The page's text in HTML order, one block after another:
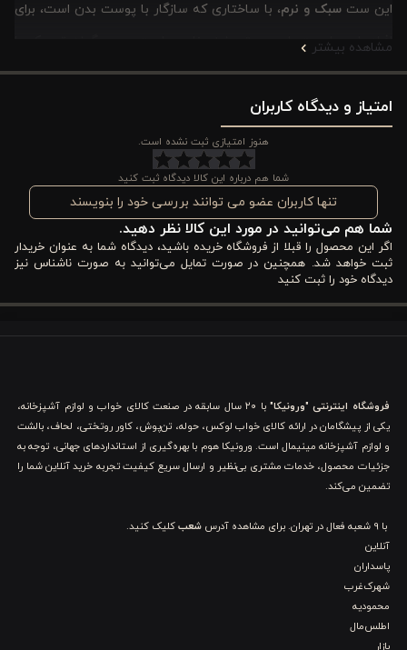
این ست سبک و نرم، با ساختاری که سازگار با پوست بدن است، برای
افراد با حساسیت‌های پوستی نیز مناسب است و هیچگونه تحریک یا
حساسیتی ایجاد نمی‌کند. از دیگر مزایای آن می‌توان بهدوام بالا در
برابر شست‌وشوی مکرر،حفظ کیفیت بافت پارچه
ماشین لباسشویی تا دمای ۳۰ درجه سانتی‌گراد
مناسب هوا در بافت پارچه نیز مانع از رشد باکتری‌ها و حفظ بهداشت
خواب شما می‌شود.
مزایا و ویژگی‌ های کاور لحاف پنبه ای ورونیکا مدل torno
طوسی خاکی
با انتخاب
کاور لحاف پنبه‌ای ۶ تکه دونفره ورونیکا مدل Torno طوسی
خاکی، شما یک تجربه خواب راحت، بهداشتی و شیک خواهید داشت.
نیازهای شما برای یک سرویس خواب کامل را برآورده می‌کند.
۱. جنس پارچه ۱۰۰٪ نخ پنبه ریزبافت
این کاور لحاف دونفره از
حس نرمی و لطافت بی‌نظیری به پوست شما می‌دهد. نخ پنبه با
تنفس‌پذیری بالا
تمام فصول سال از خواب راحتی بهره‌مند شوید.
همچنین این نوع الیاف،
مشاهده بیشتر
امتیاز و دیدگاه کاربران
هنوز امتیازی ثبت نشده است.
شما هم درباره این کالا دیدگاه ثبت کنید
تنها کاربران عضو می توانند بررسی خود را بنویسند
شما هم می‌توانید در مورد این کالا نظر دهید.
اگر این محصول را قبلا از فروشگاه خریده باشید، دیدگاه شما به عنوان خریدار
ثبت خواهد شد. همچنین در صورت تمایل می‌توانید به صورت ناشناس نیز
دیدگاه خود را ثبت کنید
فروشگاه اینترنتی "ورونیکا"
با ۲۰ سال سابقه در صنعت کالای خواب و لوازم آشپزخانه،
یکی از پیشگامان در ارائه کالای خواب لوکس، حوله، تن‌پوش، کاور روتختی، لحاف، بالشت
و لوازم آشپزخانه مینیمال است. ورونیکا هوم با بهره‌گیری از استانداردهای جهانی، توجه به
جزئیات محصول، خدمات مشتری بی‌نظیر و ارسال سریع کیفیت تجربه خرید آنلاین شما را
تضمین می‌کند.
با 9 شعبه فعال در تهران. برای مشاهده آدرس شعبکلیک کنید.
آنلاین
پاسداران
شهرک‌غرب
محمودیه
اطلس‌مال
بازار